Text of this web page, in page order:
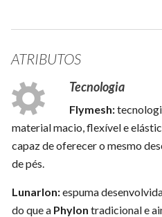
ATRIBUTOS
Tecnologia
Flymesh:
material macio, flexível e
capaz de oferecer o mesmo
de pés.
Lunarlon:espuma
do que a Phylon tradicional e